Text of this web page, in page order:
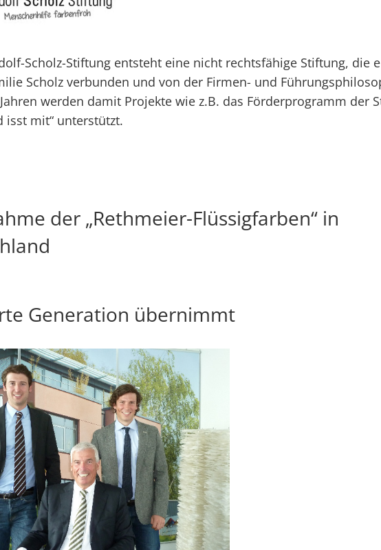
Scholz-Stiftung entsteht eine nicht rechtsfähige Stiftung, die
Scholz verbunden und von der Firmen- und
werden damit Projekte wie z.B. das Förderprogramm der
isst mit“ unterstützt.
der „Rethmeier-Flüssigfarben“ in
Generation übernimmt